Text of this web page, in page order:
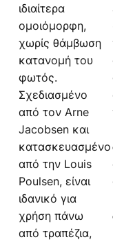
ιδιαίτερα
ομοιόμορφη,
χωρίς θάμβωση
κατανομή του
φωτός.
Σχεδιασμένο
από τον Arne
Jacobsen και
κατασκευασμένο
από την Louis
Poulsen, είναι
ιδανικό για
χρήση πάνω
από τραπέζια,